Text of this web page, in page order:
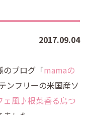
2017.09.04
のブログ「mamaの
ンフリーの米国産ソ
ェ風♪根菜香る鳥つ